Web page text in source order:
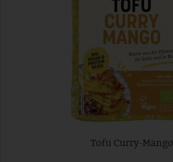
Tofu Curry-Mango